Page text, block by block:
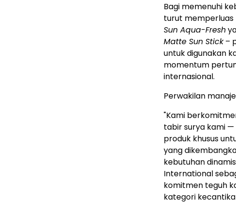
Bagi memenuhi
turut
Sun Aqua-Fresh
Matte Sun Stick–
untuk digunakan
momentum
internasional.
Perwakilan
"Kami
tabir surya kami —
produk khusus
yang
kebutuhan
International
komitmen teguh
kategori